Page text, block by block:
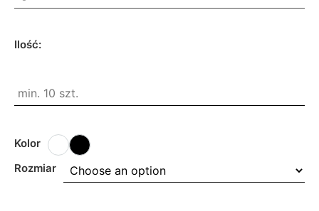
Ilość:
Kolor
Rozmiar